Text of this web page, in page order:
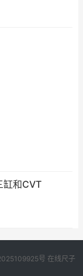
缸和CVT
号 在线尺子